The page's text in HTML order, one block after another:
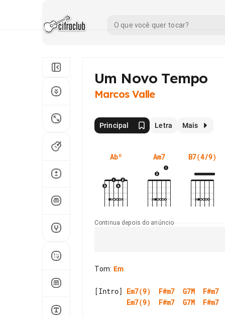
Um Novo Tempo
Marcos Valle
Principal Letra Mais
Abº Am7 B7(4/9)
Continua depois do anúncio
Tom: Em
[Intro] Em7(9) F#m7 G7M
F#m7
Em7(9)
F#m7 G7M F#m7